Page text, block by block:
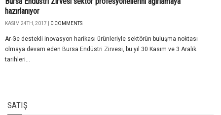
hazırlanıyor
KASIM 24TH, 2017 | 0 COMMENTS
Ar-Ge destekli inovasyon harikası ürünleriyle sektörün buluşma noktası
olmaya devam eden Bursa Endüstri Zirvesi, bu yıl 30 Kasım ve 3 Aralık
tarihleri...
SATIŞ